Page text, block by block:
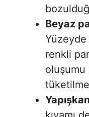
Beyaz
renkli
oluşumu